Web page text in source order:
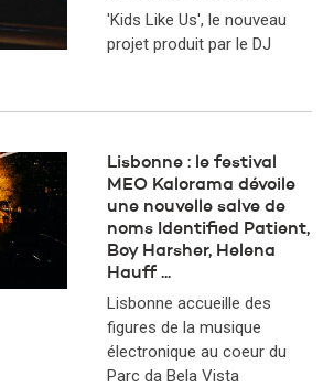
'Kids Like Us', le nouveau
projet produit par le DJ
Lisbonne : le festival
MEO Kalorama dévoile
une nouvelle salve de
noms Identified Patient,
Boy Harsher, Helena
Hauff ...
Lisbonne accueille des
figures de la musique
électronique au coeur du
Parc da Bela Vista